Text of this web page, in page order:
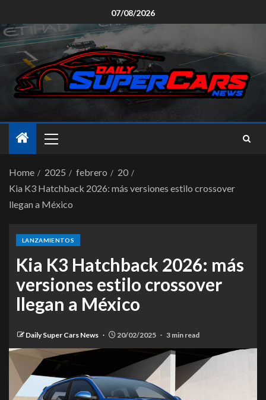
07/08/2026
Home 2025 febrero
20
Kia K3 Hatchback 2026: más versiones estilo crossover
llegan a México
LANZAMIENTOS
Kia K3 Hatchback 2026: más
versiones estilo crossover
llegan a México
Daily Super Cars News 20/02/2025 3 min read